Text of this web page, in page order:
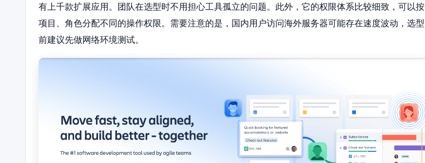
有上千款扩展应用。团队在选型时不用担心工具孤立的问题。此外，它的权限体系比较细致，可以按
项目、角色分配不同的操作权限。需要注意的是，国内用户访问海外服务器可能存在速度波动，选型
前建议先做网络环境测试。